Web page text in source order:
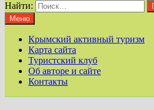
Найти:
Меню
Крымский активный туризм
Карта сайта
Туристский клуб
Об авторе и сайте
Контакты